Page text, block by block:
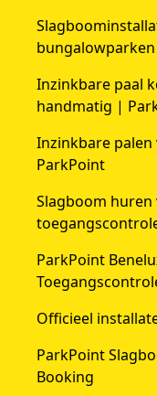
bungalowparken
Inzinkbare paal
handmatig |
Inzinkbare
ParkPoint
Slagboom
ParkPoint
Officieel
ParkPoint
Booking